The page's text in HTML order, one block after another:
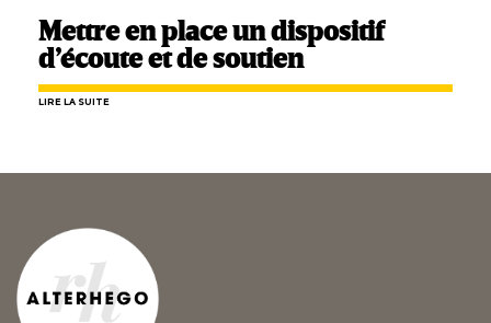
Mettre en place un dispositif
d’écoute et de soutien
LIRE LA SUITE